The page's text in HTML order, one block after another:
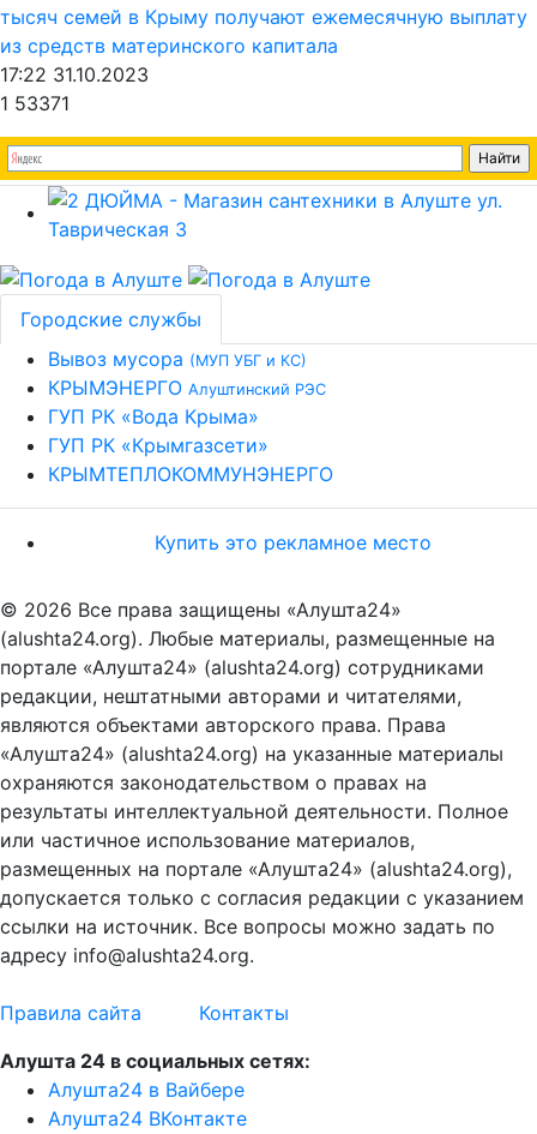
тысяч семей в Крыму получают ежемесячную выплату
из средств материнского капитала
17:22 31.10.2023
1 53371
Городские службы
Вывоз мусора (МУП УБГ и КС)
КРЫМЭНЕРГО Алуштинский РЭС
ГУП РК «Вода Крыма»
ГУП РК «Крымгазсети»
КРЫМТЕПЛОКОММУНЭНЕРГО
Купить это рекламное место
© 2026 Все права защищены «Алушта24»
(alushta24.org). Любые материалы, размещенные на
портале «Алушта24» (alushta24.org) сотрудниками
редакции, нештатными авторами и читателями,
являются объектами авторского права. Права
«Алушта24» (alushta24.org) на указанные материалы
охраняются законодательством о правах на
результаты интеллектуальной деятельности. Полное
или частичное использование материалов,
размещенных на портале «Алушта24» (alushta24.org),
допускается только с согласия редакции с указанием
ссылки на источник. Все вопросы можно задать по
адресу info@alushta24.org.
Правила сайта
Контакты
Алушта 24 в социальных сетях:
Алушта24 в Вайбере
Алушта24 ВКонтакте